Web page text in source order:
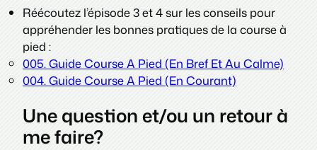
Réécoutez l’épisode 3 et 4 sur les conseils pour
appréhender les bonnes pratiques de la course à
pied :
005. Guide Course A Pied (En Bref Et Au Calme)
004. Guide Course A Pied (En Courant)
Une question et/ou un retour à
me faire?